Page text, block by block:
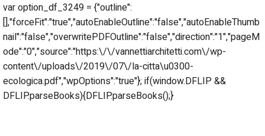
var option_df_3249 = {"outline":
[],"forceFit":"true","autoEnableOutline":"false","autoEnableThumb
nail":"false","overwritePDFOutline":"false","direction":"1","pageM
ode":"0","source":"https:\/\/vannettiarchitetti.com\/wp-
content\/uploads\/2019\/07\/la-citta\u0300-
ecologica.pdf","wpOptions":"true"}; if(window.DFLIP &&
DFLIP.parseBooks){DFLIP.parseBooks();}